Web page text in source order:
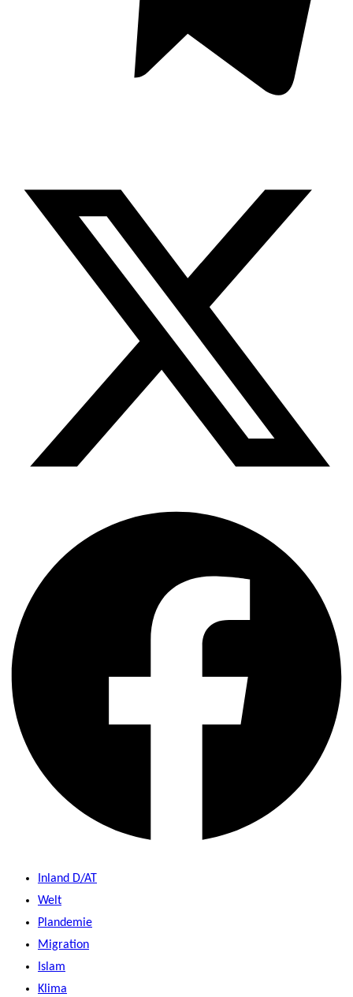
Inland D/AT
Welt
Plandemie
Migration
Islam
Klima